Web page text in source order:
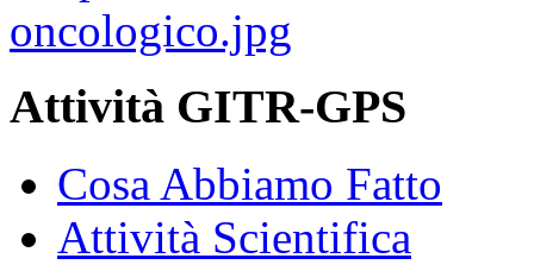
Attività GITR-GPS
Cosa Abbiamo Fatto
Attività Scientifica